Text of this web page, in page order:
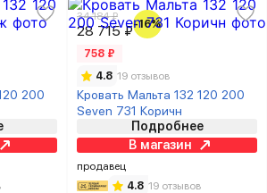
200
34 184 ₽
28 715 ₽-16%
758 ₽
4.8 19 отзывов
Кровать Мальта 132 120 200
Seven 731 Коричн
Подробнее
В магазин
продавец
4.8 19 отзывов